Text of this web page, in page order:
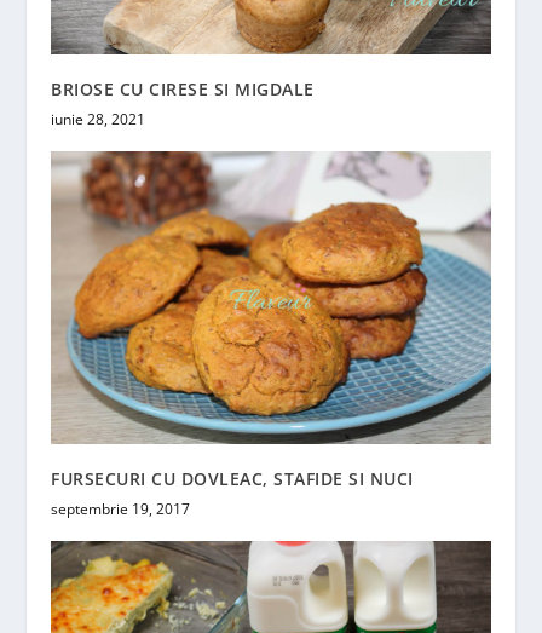
BRIOSE CU CIRESE SI MIGDALE
iunie 28, 2021
FURSECURI CU DOVLEAC, STAFIDE SI NUCI
septembrie 19, 2017